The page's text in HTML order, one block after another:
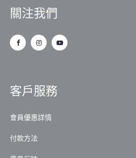
關注我們
客戶服務
會員優惠詳情
付款方法